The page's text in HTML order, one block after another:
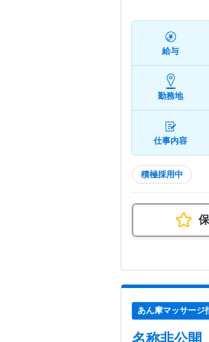
給与
勤務地
仕事内容
積極採用中
あん摩マッサージ
名称非公開